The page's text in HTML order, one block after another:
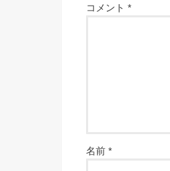
コメント *
名前 *